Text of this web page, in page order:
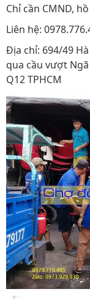
Chỉ cần CMND,
Liên hệ:
Địa chỉ: 694/49
qua cầu vượt Ngã
Q12 TPHCM